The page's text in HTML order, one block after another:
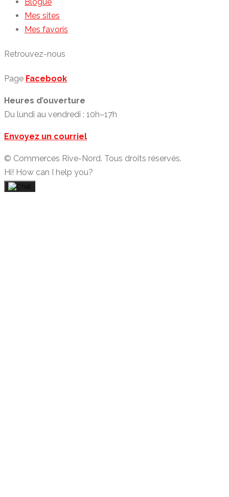
Mes sites
Mes favoris
Retrouvez-nous
Page Facebook
Heures d’ouverture
Du lundi au vendredi : 10h–17h
Envoyez un courriel
© Commerces Rive-Nord. Tous droits réservés.
Hi! How can I help you?